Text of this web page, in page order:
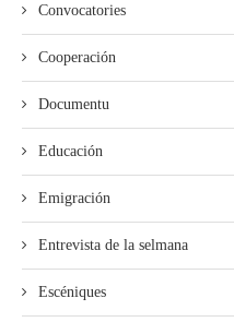
Convocatories
Cooperación
Documentu
Educación
Emigración
Entrevista de la selmana
Escéniques